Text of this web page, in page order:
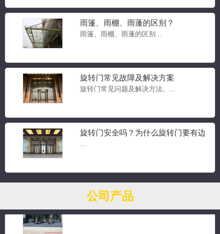
雨篷、雨棚、雨蓬的区别？
雨篷、雨棚、雨蓬的区别...
旋转门常见故障及解决方案
旋转门常见问题及解决方法。...
旋转门安全吗？为什么旋转门要有边
公司产品
豪华两翼自动旋转门
两翼旋转门...
豪华三翼自动旋转门
三翼手动旋转门